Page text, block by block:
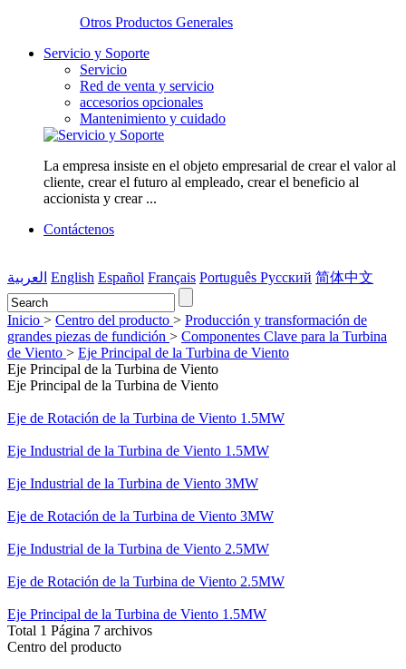
Otros Productos Generales
Servicio y Soporte
Servicio
Red de venta y servicio
accesorios opcionales
Mantenimiento y cuidado
La empresa insiste en el objeto empresarial de crear el valor al
cliente, crear el futuro al empleado, crear el beneficio al
accionista y crear ...
Contáctenos
العربية English Español Français Português Pусский 简体中文
Inicio > Centro del producto > Producción y transformación de
grandes piezas de fundición > Componentes Clave para la Turbina
de Viento > Eje Principal de la Turbina de Viento
Eje Principal de la Turbina de Viento
Eje Principal de la Turbina de Viento
Eje de Rotación de la Turbina de Viento 1.5MW
Eje Industrial de la Turbina de Viento 1.5MW
Eje Industrial de la Turbina de Viento 3MW
Eje de Rotación de la Turbina de Viento 3MW
Eje Industrial de la Turbina de Viento 2.5MW
Eje de Rotación de la Turbina de Viento 2.5MW
Eje Principal de la Turbina de Viento 1.5MW
Total 1 Página 7 archivos
Centro del producto